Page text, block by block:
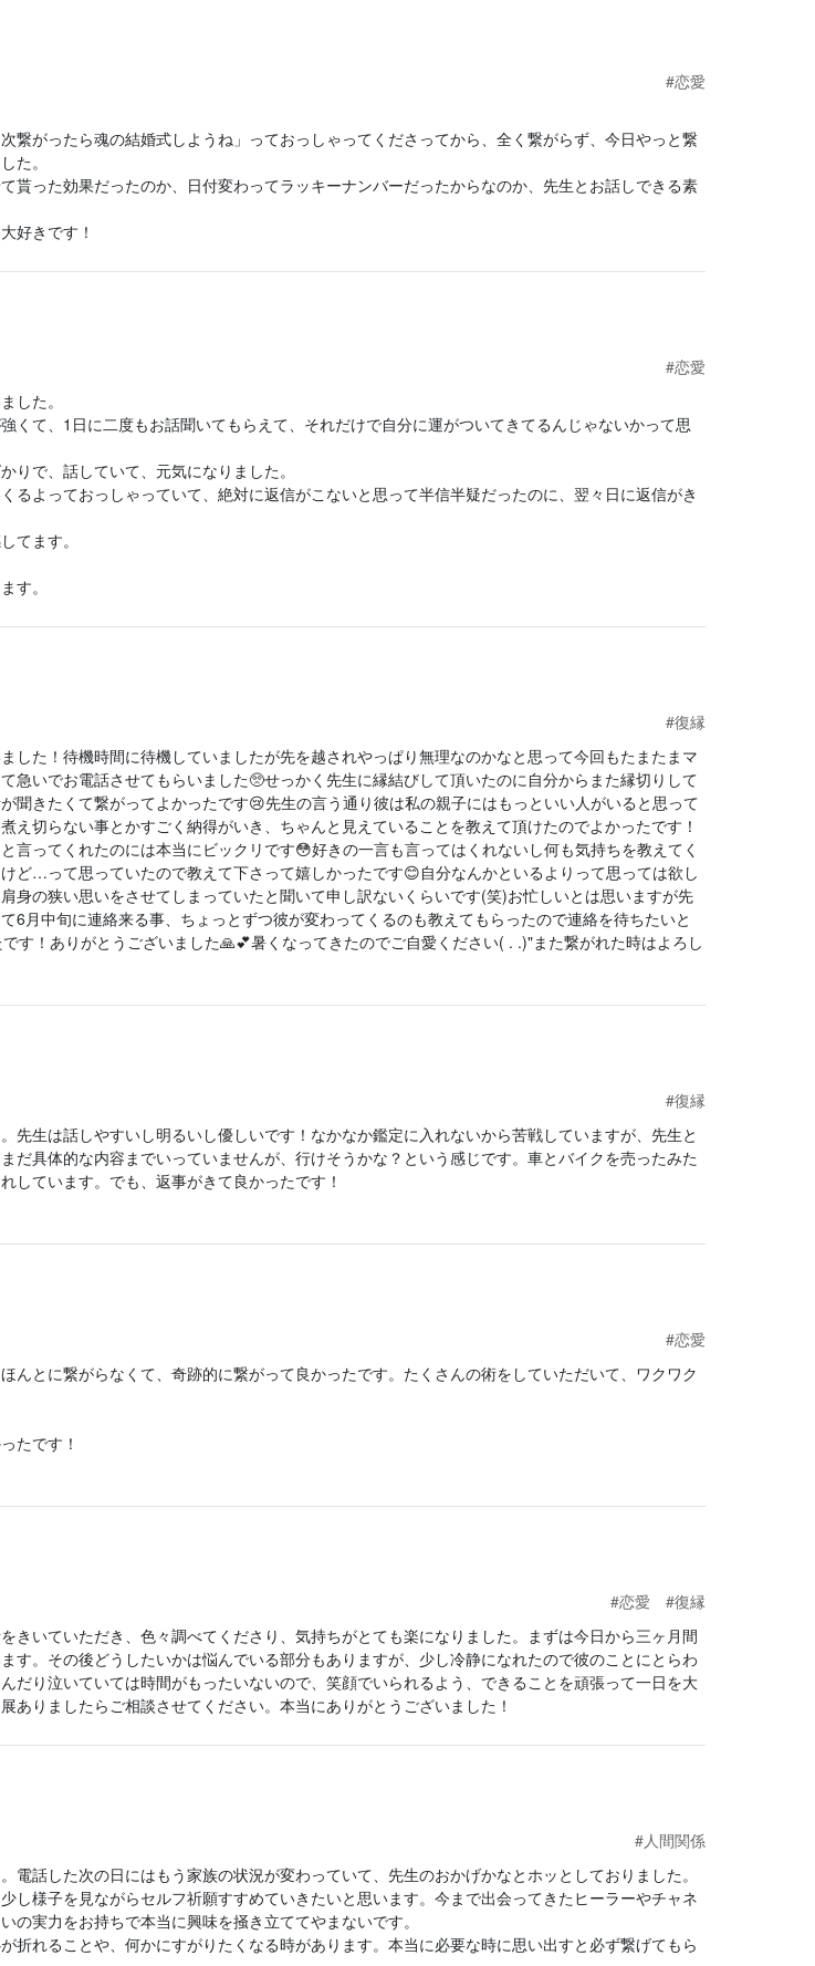
#恋愛
繋がったら魂の結婚式しようね」っておっしゃってくださってから、全く繋がらず、今日やっと繋
た。
貰った効果だったのか、日付変わってラッキーナンバーだったからなのか、先生とお話しできる素
好きです！
#恋愛
した。
くて、1日に二度もお話聞いてもらえて、それだけで自分に運がついてきてるんじゃないかって思
りで、話していて、元気になりました。
るよっておっしゃっていて、絶対に返信がこないと思って半信半疑だったのに、翌々日に返信がき
てます。
す。
#復縁
した！待機時間に待機していましたが先を越されやっぱり無理なのかなと思って今回もたまたまマ
急いでお電話させてもらいました🥺せっかく先生に縁結びして頂いたのに自分からまた縁切りして
聞きたくて繋がってよかったです😢先生の言う通り彼は私の親子にはもっといい人がいると思って
え切らない事とかすごく納得がいき、ちゃんと見えていることを教えて頂けたのでよかったです！
言ってくれたのには本当にビックリです😳好きの一言も言ってはくれないし何も気持ちを教えてく
ど…って思っていたので教えて下さって嬉しかったです😊自分なんかといるよりって思っては欲し
身の狭い思いをさせてしまっていたと聞いて申し訳ないくらいです(笑)お忙しいとは思いますが先
6月中旬に連絡来る事、ちょっとずつ彼が変わってくるのも教えてもらったので連絡を待ちたいと
す！ありがとうございました🙏💕暑くなってきたのでご自愛ください( . .)"また繋がれた時はよろし
#復縁
先生は話しやすいし明るいし優しいです！なかなか鑑定に入れないから苦戦していますが、先生と
だ具体的な内容までいっていませんが、行けそうかな？という感じです。車とバイクを売ったみた
しています。でも、返事がきて良かったです！
#恋愛
んとに繋がらなくて、奇跡的に繋がって良かったです。たくさんの術をしていただいて、ワクワク
たです！
#恋愛
#復縁
きいていただき、色々調べてくださり、気持ちがとても楽になりました。まずは今日から三ヶ月間
す。その後どうしたいかは悩んでいる部分もありますが、少し冷静になれたので彼のことにとらわ
だり泣いていては時間がもったいないので、笑顔でいられるよう、できることを頑張って一日を大
ありましたらご相談させてください。本当にありがとうございました！
#人間関係
電話した次の日にはもう家族の状況が変わっていて、先生のおかげかなとホッとしておりました。
し様子を見ながらセルフ祈願すすめていきたいと思います。今まで出会ってきたヒーラーやチャネ
の実力をお持ちで本当に興味を掻き立ててやまないです。
折れることや、何かにすがりたくなる時があります。本当に必要な時に思い出すと必ず繋げてもら